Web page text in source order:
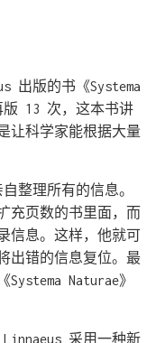
出版的书《Systema
13 次，这本书讲
让科学家能根据大量
整理所有的信息。
充页数的书里面，而
信息。这样，他就可
出错的信息复位。最
Naturae》
Linnaeus 采用一种新